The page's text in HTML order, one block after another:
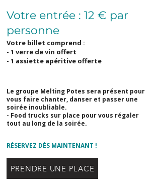
Votre entrée : 12 € par
personne
Votre billet comprend :
- 1 verre de vin offert
- 1 assiette apéritive offerte
Le groupe Melting Potes sera présent pour
vous faire chanter, danser et passer une
soirée inoubliable.
- Food trucks sur place pour vous régaler
tout au long de la soirée.
RÉSERVEZ DÈS MAINTENANT !
PRENDRE UNE PLACE